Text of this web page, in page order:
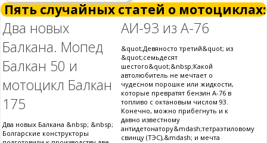
Пять случайных статей о мотоциклах:
Два новых
Балкана. Мопед
Балкан 50 и
мотоцикл Балкан
175
Два новых Балкана &nbsp; &nbsp;
Болгарские конструкторы
АИ-93 из А-76
&quot;Девяносто третий&quot; из
&quot;семьдесят
шестого&quot;&nbsp;Какой
автолюбитель не мечтает о
чудесном порошке или жидкости,
которые превратят бензин А-76 в
топливо с октановым числом 93.
Конечно, можно прибегнуть и к
давно известному
антидетонатору&mdash;тетраэтиловому
свинцу (ТЭС),&mdash; и мечта